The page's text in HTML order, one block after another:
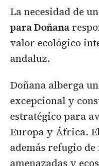
La necesidad de
para Doñana
valor ecológico
andaluz.
Doñana alberga
excepcional y
estratégico para
Europa y África.
además refugio de
amenazadas y